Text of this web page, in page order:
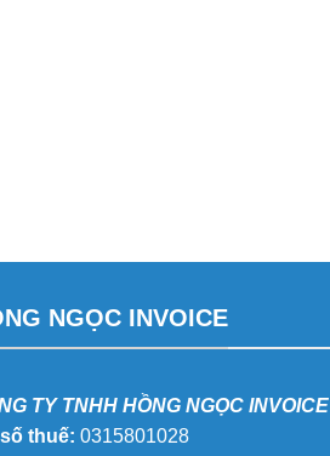
NGỌC INVOICE
TY TNHH HỒNG NGỌC INVOICE
số thuế: 0315801028